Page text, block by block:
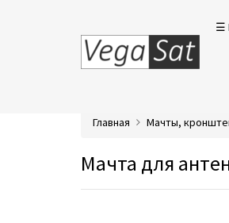
☰
Главная Мачты,
Мачта для